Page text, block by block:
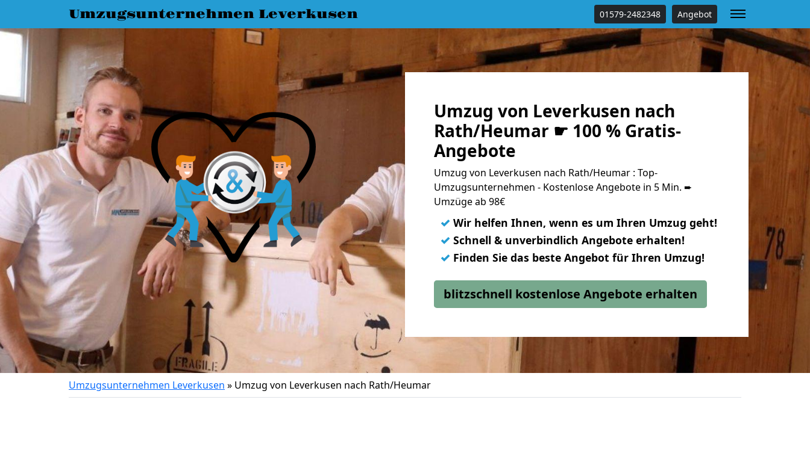
Umzugsunternehmen Leverkusen 01579-2482348 Angebot
Umzug von Leverkusen nach
Rath/Heumar ☛ 100 % Gratis-
Angebote
Umzug von Leverkusen nach Rath/Heumar : Top-
Umzugsunternehmen - Kostenlose Angebote in 5 Min. ➨
Umzüge ab 98€
✓ Wir helfen Ihnen, wenn es um Ihren Umzug geht!
✓ Schnell & unverbindlich Angebote erhalten!
✓ Finden Sie das beste Angebot für Ihren Umzug!
blitzschnell kostenlose Angebote erhalten
Umzugsunternehmen Leverkusen » Umzug von Leverkusen nach Rath/Heumar